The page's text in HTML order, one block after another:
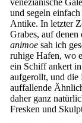
und segeln
Antike. In letzter
Grabes, auf
animoe sah ich
ruhige Hafen, wo
ein Schiff ankert
aufgerollt, und die
auffallende
daher ganz
Fresken und